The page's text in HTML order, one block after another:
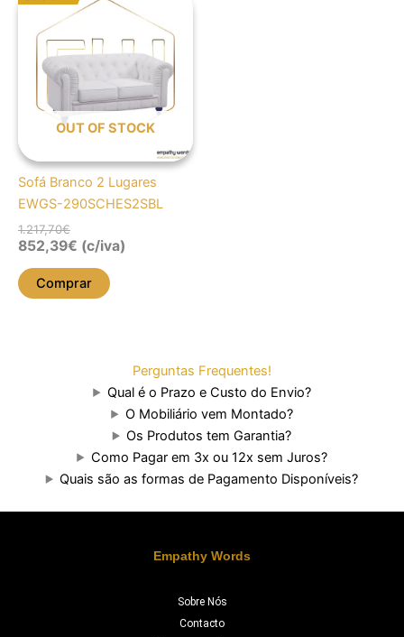
OUT OF STOCK
Sofá Branco 2 Lugares
EWGS-290SCHES2SBL
1.217,70€
preço
era:
1.217,70€.
preço
é:
852,39€.
852,39€ (c/iva)
Comprar
Perguntas Frequentes!
Qual é o Prazo e Custo do Envio?
O Mobiliário vem Montado?
Os Produtos tem Garantia?
Como Pagar em 3x ou 12x sem Juros?
Quais são as formas de Pagamento Disponíveis?
Empathy Words
Sobre Nós
Contacto